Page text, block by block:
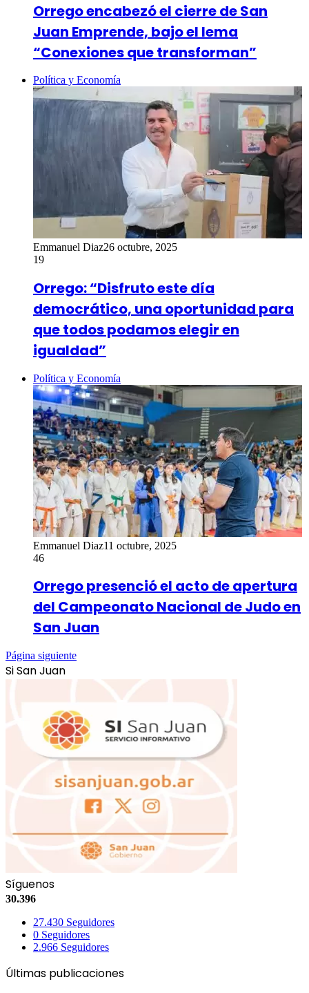
Orrego encabezó el cierre de San
Juan Emprende, bajo el lema
“Conexiones que transforman”
Política y Economía
Emmanuel Diaz26 octubre, 2025
19
Orrego: “Disfruto este día
democrático, una oportunidad para
que todos podamos elegir en
igualdad”
Política y Economía
Emmanuel Diaz11 octubre, 2025
46
Orrego presenció el acto de apertura
del Campeonato Nacional de Judo en
San Juan
Página siguiente
Si San Juan
Síguenos
30.396
27.430 Seguidores
0 Seguidores
2.966 Seguidores
Últimas publicaciones